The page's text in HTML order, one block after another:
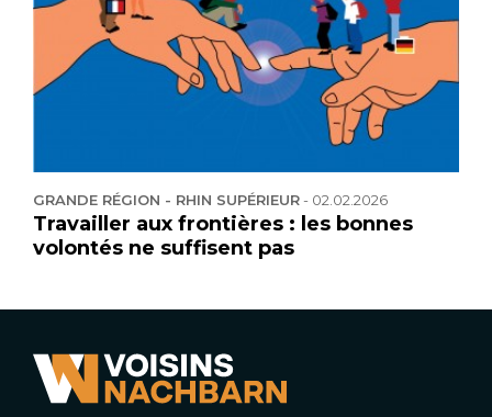
GRANDE RÉGION - RHIN SUPÉRIEUR- 02.02.2026
Travailler aux frontières : les bonnes
volontés ne suffisent pas